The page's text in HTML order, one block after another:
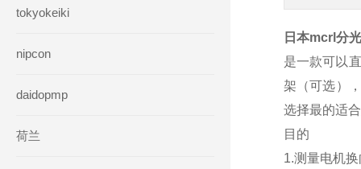
tokyokeiki
nipcon
daidopmp
荷兰
日本mcrl分
是一款可以
架（可选）
选择最的适
目的
1.测量电机